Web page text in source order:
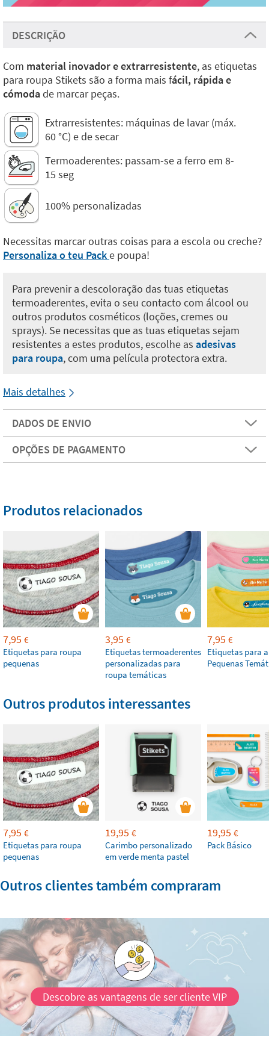
DESCRIÇÃO
Com material inovador e extrarresistente, as etiquetas
para roupa Stikets são a forma mais fácil, rápida e
cómodade marcar peças.
Extrarresistentes: máquinas de lavar (máx.
60 °C) e de secar
Termoaderentes: passam-se a ferro em 8-
15 seg
100% personalizadas
Necessitas marcar outras coisas para a escola ou creche?
Personaliza o teu Packe poupa!
Para prevenir a descoloração das tuas etiquetas
termoaderentes, evita o seu contacto com álcool ou
outros produtos cosméticos (loções, cremes ou
sprays). Se necessitas que as tuas etiquetas sejam
resistentes a estes produtos, escolhe as adesivas
para roupa, com uma película protectora extra.
Mais detalhes
DADOS DE ENVIO
OPÇÕES DE PAGAMENTO
Produtos relacionados
7,95 €
Etiquetas para roupa
pequenas
3,95 €
Etiquetas termoaderentes
personalizadas para
roupa temáticas
7,95 €
Etiquetas para
Pequenas
Outros produtos interessantes
7,95 €
Etiquetas para roupa
pequenas
19,95 €
Carimbo personalizado
em verde menta pastel
19,95 €
Pack Básico
Outros clientes também compraram
Descobre as vantagens de ser cliente VIP